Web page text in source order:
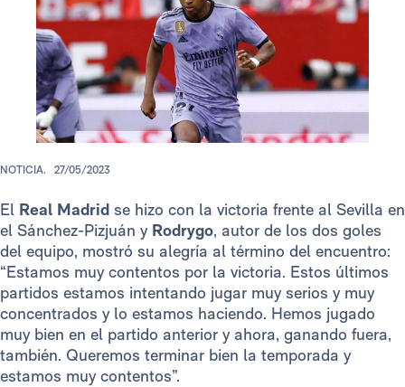
NOTICIA. 27/05/2023
El Real Madrid se hizo con la victoria frente al Sevilla en
el Sánchez-Pizjuán y Rodrygo, autor de los dos goles
del equipo, mostró su alegría al término del encuentro:
“Estamos muy contentos por la victoria. Estos últimos
partidos estamos intentando jugar muy serios y muy
concentrados y lo estamos haciendo. Hemos jugado
muy bien en el partido anterior y ahora, ganando fuera,
también. Queremos terminar bien la temporada y
estamos muy contentos”.